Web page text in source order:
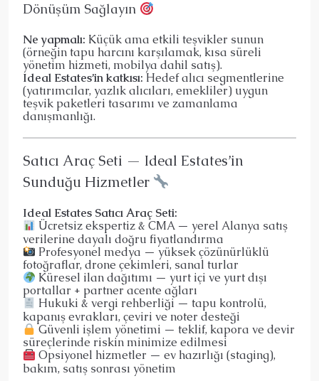
Dönüşüm Sağlayın
Ne yapmalı: Küçük ama etkili teşvikler sunun
(örneğin tapu harcını karşılamak, kısa süreli
yönetim hizmeti, mobilya dahil satış).
Ideal Estates’in katkısı: Hedef alıcı segmentlerine
(yatırımcılar, yazlık alıcıları, emekliler) uygun
teşvik paketleri tasarımı ve zamanlama
danışmanlığı.
Satıcı Araç Seti — Ideal Estates’in
Sunduğu Hizmetler
Ideal Estates Satıcı Araç Seti:
Ücretsiz ekspertiz & CMA — yerel Alanya satış
verilerine dayalı doğru fiyatlandırma
Profesyonel medya — yüksek çözünürlüklü
fotoğraflar, drone çekimleri, sanal turlar
Küresel ilan dağıtımı — yurt içi ve yurt dışı
portallar + partner acente ağları
Hukuki & vergi rehberliği — tapu kontrolü,
kapanış evrakları, çeviri ve noter desteği
Güvenli işlem yönetimi — teklif, kapora ve devir
süreçlerinde riskin minimize edilmesi
Opsiyonel hizmetler — ev hazırlığı (staging),
bakım, satış sonrası yönetim